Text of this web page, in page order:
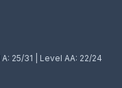
25/31 | Level AA: 22/24